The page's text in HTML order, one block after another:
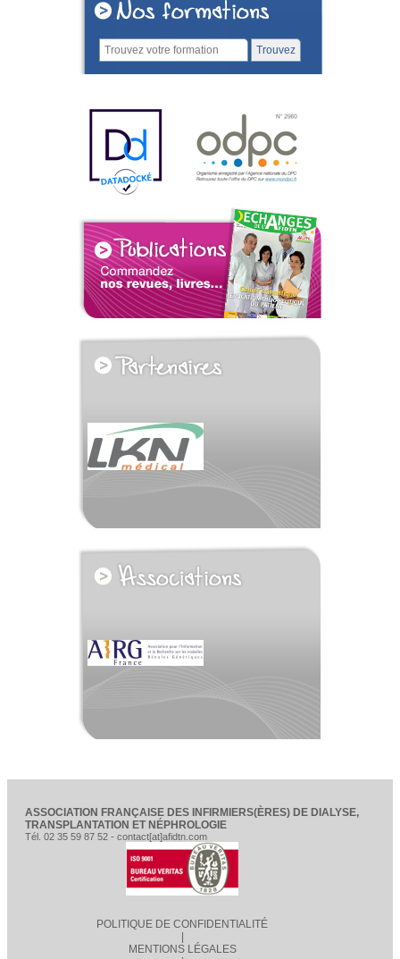
voir tous les partenaires
ASSOCIATION FRANÇAISE DES INFIRMIERS(ÈRES) DE DIALYSE,
TRANSPLANTATION ET NÉPHROLOGIE
Tél. 02 35 59 87 52 - contact[at]afidtn.com
POLITIQUE DE CONFIDENTIALITÉ
MENTIONS LÉGALES